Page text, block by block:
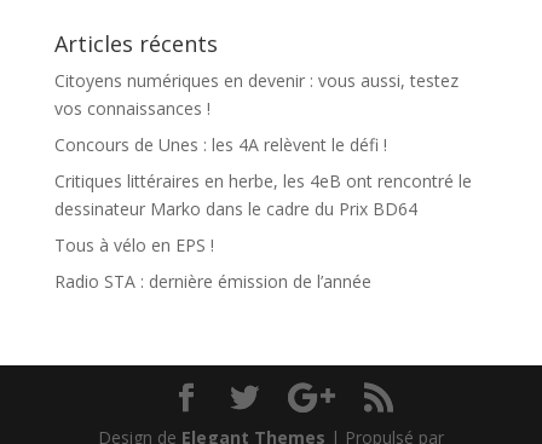
Articles récents
Citoyens numériques en devenir : vous aussi, testez
vos connaissances !
Concours de Unes : les 4A relèvent le défi !
Critiques littéraires en herbe, les 4eB ont rencontré le
dessinateur Marko dans le cadre du Prix BD64
Tous à vélo en EPS !
Radio STA : dernière émission de l’année
Design de Elegant Themes | Propulsé par